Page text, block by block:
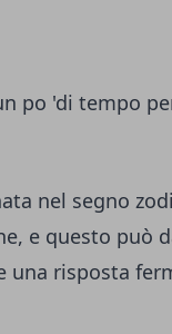
po 'di tempo
nel segno
e questo può
risposta